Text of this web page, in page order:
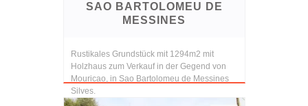
SAO BARTOLOMEU DE
MESSINES
Rustikales Grundstück mit 1294m2 mit
Holzhaus zum Verkauf in der Gegend von
Mouricao, in Sao Bartolomeu de Messines
Silves.